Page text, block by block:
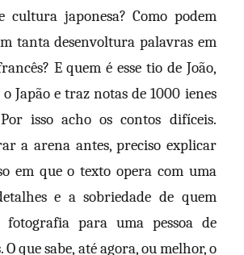
cultura japonesa? Como podem
tanta desenvoltura palavras em
E quem é esse tio de João,
Japão e traz notas de 1000 ienes
isso acho os contos difíceis.
a arena antes, preciso explicar
em que o texto opera com uma
e a sobriedade de quem
fotografia para uma pessoa de
O que sabe, até agora, ou melhor, o